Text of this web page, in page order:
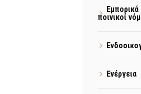
Εμπορικά
ποινικοί
Ενέργεια